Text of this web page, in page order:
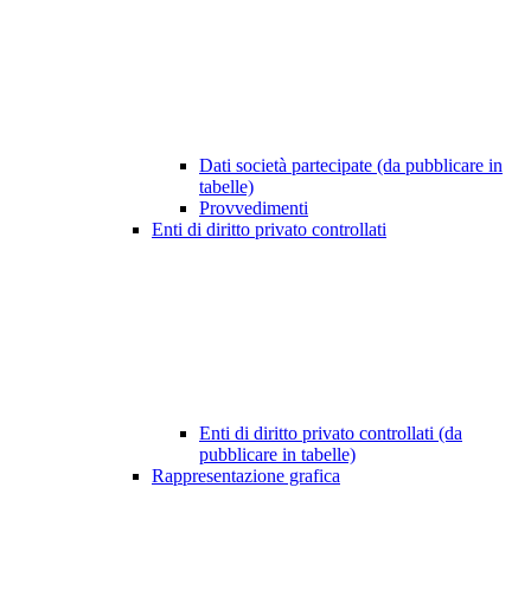
Dati società partecipate (da pubblicare in
tabelle)
Provvedimenti
Enti di diritto privato controllati
Enti di diritto privato controllati (da
pubblicare in tabelle)
Rappresentazione grafica